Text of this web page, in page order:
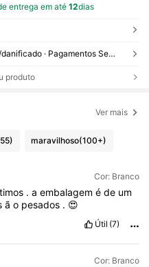
entrega em até 12dias
Reenviar se o item estiver perdido/danificado · Pagamentos Seguros · Proteção de privacidade
produto
Ver mais
maravilhoso(100+)
Cor: Branco
timos . a embalagem é de um
ão pesados . 😍
Útil (7)
Cor: Branco